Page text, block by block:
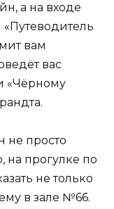
а на входе
вам
вас
«Чёрному
не просто
на прогулке по
не только
в зале №66.